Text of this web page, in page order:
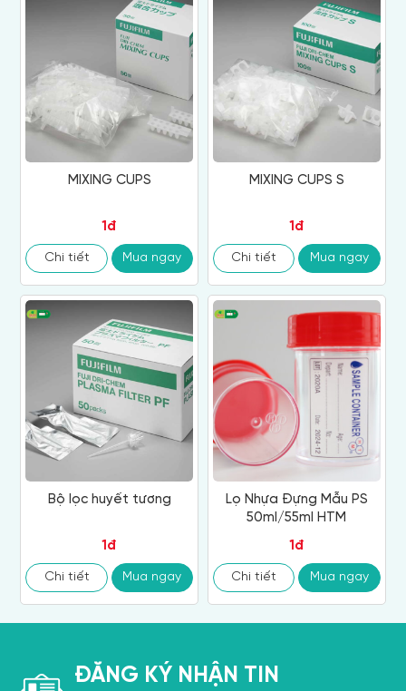
MIXING CUPS
1đ
Chi tiết Mua ngay
MIXING CUPS S
1đ
Chi tiết Mua ngay
Bộ lọc huyết tương
1đ
Chi tiết Mua ngay
Lọ Nhựa Đựng Mẫu PS
50ml/55ml HTM
1đ
Chi tiết Mua ngay
ĐĂNG KÝ NHẬN TIN